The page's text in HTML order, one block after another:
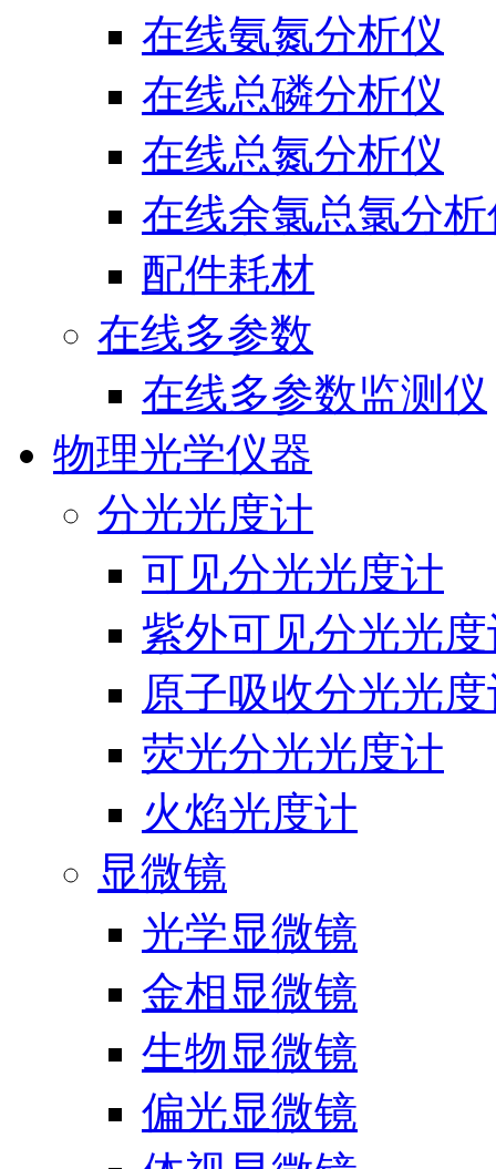
在线氨氮分析仪
在线总磷分析仪
在线总氮分析仪
在线余氯总氯分
配件耗材
在线多参数
在线多参数监测仪
物理光学仪器
分光光度计
可见分光光度计
紫外可见分光光
原子吸收分光光
荧光分光光度计
火焰光度计
显微镜
光学显微镜
金相显微镜
生物显微镜
偏光显微镜